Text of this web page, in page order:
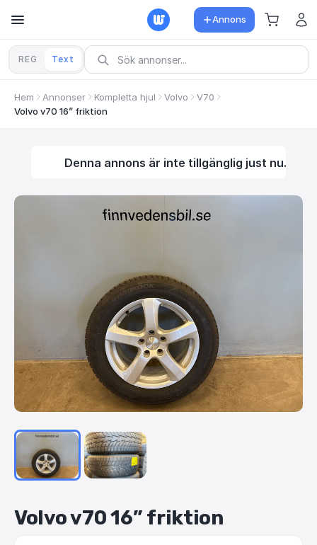
Annons
REG Text
Hem Annonser Kompletta hjul Volvo
V70
Volvo v70 16” friktion
Denna annons är inte tillgänglig just nu.
Volvov7016” friktion